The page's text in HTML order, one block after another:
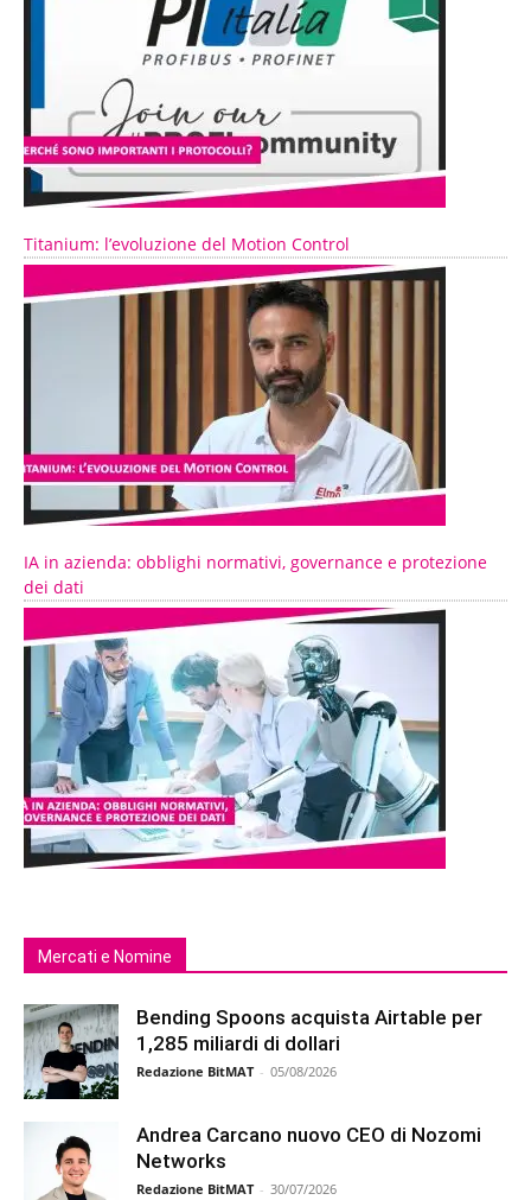
Titanium: l’evoluzione del Motion Control
IA in azienda: obblighi normativi, governance e protezione
dei dati
Mercati e Nomine
Bending Spoons acquista Airtable per
1,285 miliardi di dollari
Redazione BitMAT - 05/08/2026
Andrea Carcano nuovo CEO di Nozomi
Networks
Redazione BitMAT - 30/07/2026